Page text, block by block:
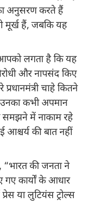
अनुसरण करते हैं
मूर्ख हैं, जबकि यह
लगता है कि यह
और नापसंद किए
चाहे कितने
उनका कभी अपमान
समझने में नाकाम रहे
आश्चर्य की बात नहीं
की जनता ने
गए कार्यों के आधार
प्रेस या लुटियंस ट्रोल्स